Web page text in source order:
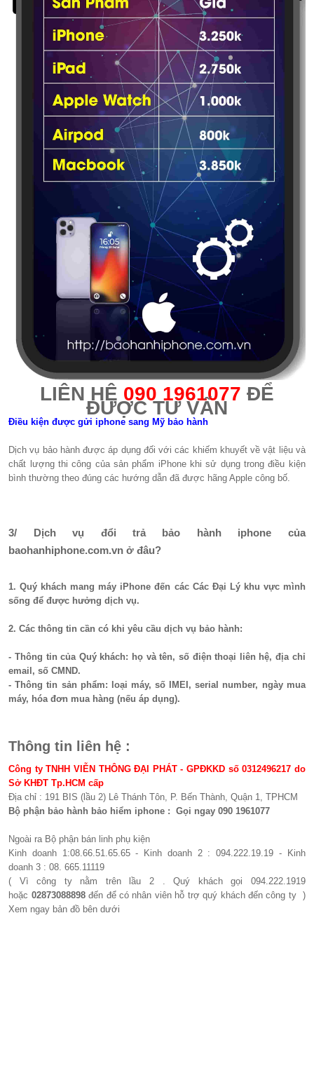
LIÊN HỆ 090 1961077 ​ ĐỂ
ĐƯỢC TƯ VẤN
Điều kiện được gửi iphone sang Mỹ bảo hành
Dịch vụ bảo hành được áp dụng đối với các khiếm khuyết về vật liệu và
chất lượng thi công của sản phẩm iPhone khi sử dụng trong điều kiện
bình thường theo đúng các hướng dẫn đã được hãng Apple công bố.
3/ Dịch vụ đổi trả bảo hành iphone của
baohanhiphone.com.vn ở đâu?
1. Quý khách mang máy iPhone đến các Các Đại Lý khu vực mình
sống để được hưởng dịch vụ.
2. Các thông tin cần có khi yêu cầu dịch vụ bảo hành:
- Thông tin của Quý khách: họ và tên, số điện thoại liên hệ, địa chỉ
email, số CMND.
- Thông tin sản phẩm: loại máy, số IMEI, serial number, ngày mua
máy, hóa đơn mua hàng (nếu áp dụng).
Thông tin liên hệ :
Công ty TNHH VIỄN THÔNG ĐẠI PHÁT - GPĐKKD số 0312496217 do
Sở KHĐT Tp.HCM cấp
Địa chỉ : 191 BIS (lầu 2) Lê Thánh Tôn, P. Bến Thành, Quận 1, TPHCM
Bộ phận bảo hành bảo hiểm iphone : Gọi ngay 090 1961077​
Ngoài ra Bộ phận bán linh phụ kiện
Kinh doanh 1:08.66.51.65.65 - Kinh doanh 2 : 094.222.19.19 - Kinh
doanh 3 : 08. 665.11119
( Vì công ty nằm trên lầu 2 . Quý khách gọi 094.222.1919
hoặc 02873088898đến để có nhân viên hỗ trợ quý khách đến công ty )
Xem ngay bản đồ bên dưới